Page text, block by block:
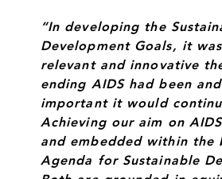
“In developing the
Development Goals, it
relevant and innovative
ending AIDS had been
important it would
Achieving our aim on
and embedded within the
Agenda for Sustainable